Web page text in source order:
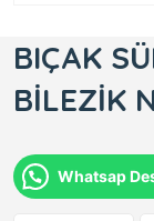
BIÇAK
BİLEZİK
Whatsap